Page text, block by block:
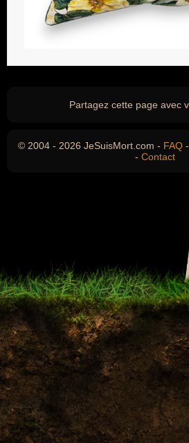
Partagez cette page avec
© 2004 - 2026 JeSuisMort.com - FAQ -
- Contact